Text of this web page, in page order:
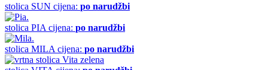
stolica SUN cijena: po narudžbi
stolica PIA cijena: po narudžbi
stolica MILA cijena: po narudžbi